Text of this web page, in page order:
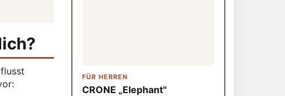
FÜR HERREN
CRONE „Elephant"